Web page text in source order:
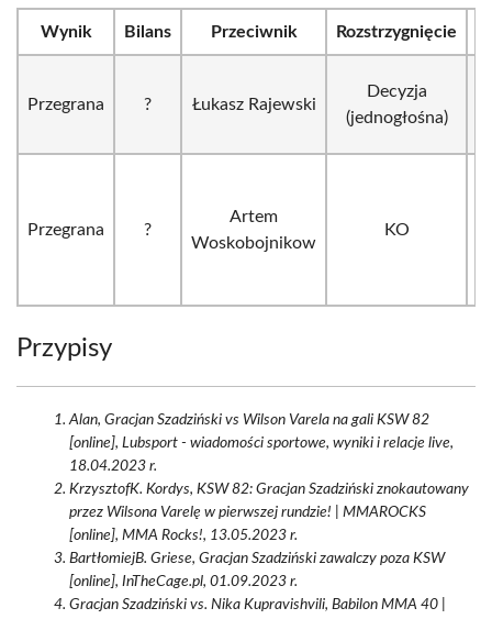
Wynik Bilans Przeciwnik Rozstrzygnięcie
Przegrana ? Łukasz Rajewski
Decyzja
(jednogłośna)
Przegrana ?
Artem
Woskobojnikow
KO
Przypisy
Alan, Gracjan Szadziński vs Wilson Varela na gali KSW 82
[online], Lubsport - wiadomości sportowe, wyniki i relacje live,
18.04.2023 r.
KrzysztofK. Kordys, KSW 82: Gracjan Szadziński znokautowany
przez Wilsona Varelę w pierwszej rundzie! | MMAROCKS
[online], MMA Rocks!, 13.05.2023 r.
BartłomiejB. Griese, Gracjan Szadziński zawalczy poza KSW
[online], InTheCage.pl, 01.09.2023 r.
Gracjan Szadziński vs. Nika Kupravishvili, Babilon MMA 40 |